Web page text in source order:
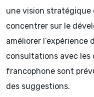
une vision stratégique
concentrer sur le
améliorer l’expérience
consultations avec
francophone sont
des suggestions.